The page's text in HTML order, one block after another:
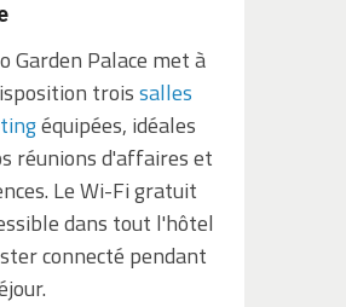
Garden Palace met à
troissalles
équipées, idéales
réunions d'affaires et
Le Wi-Fi gratuit
dans tout l'hôtel
connecté pendant